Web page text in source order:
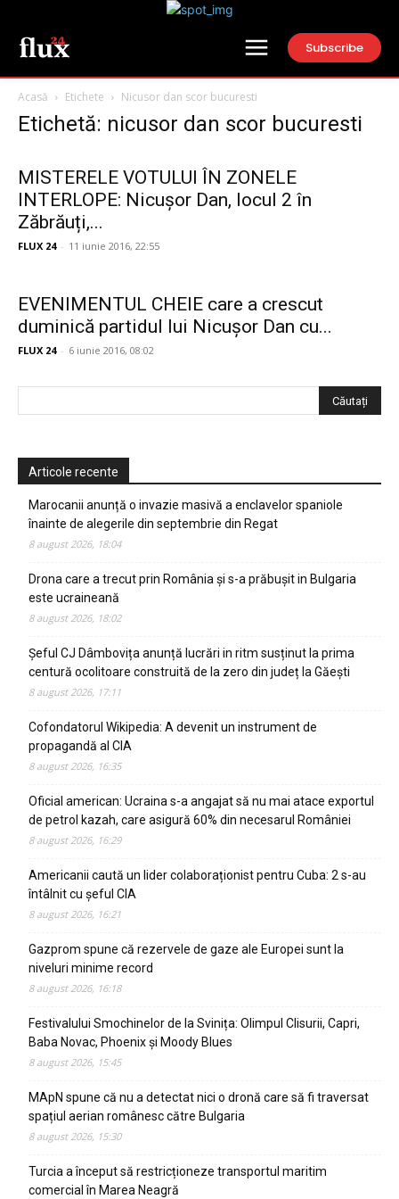
Subscribe
Acasă Etichete Nicusor dan scor bucuresti
Etichetă: nicusor dan scor bucuresti
MISTERELE VOTULUI ÎN ZONELE
INTERLOPE: Nicușor Dan, locul 2 în
Zăbrăuți,...
FLUX 24 - 11 iunie 2016, 22:55
EVENIMENTUL CHEIE care a crescut
duminică partidul lui Nicușor Dan cu...
FLUX 24 - 6 iunie 2016, 08:02
Articole recente
Marocanii anunță o invazie masivă a enclavelor spaniole
înainte de alegerile din septembrie din Regat
8 august 2026, 18:04
Drona care a trecut prin România și s-a prăbușit in Bulgaria
este ucraineană
8 august 2026, 18:02
Șeful CJ Dâmbovița anunță lucrări in ritm susținut la prima
centură ocolitoare construită de la zero din județ la Găești
8 august 2026, 17:11
Cofondatorul Wikipedia: A devenit un instrument de
propagandă al CIA
8 august 2026, 16:35
Oficial american: Ucraina s-a angajat să nu mai atace exportul
de petrol kazah, care asigură 60% din necesarul României
8 august 2026, 16:29
Americanii caută un lider colaboraționist pentru Cuba: 2 s-au
întâlnit cu șeful CIA
8 august 2026, 16:21
Gazprom spune că rezervele de gaze ale Europei sunt la
niveluri minime record
8 august 2026, 16:18
Festivalului Smochinelor de la Svinița: Olimpul Clisurii, Capri,
Baba Novac, Phoenix și Moody Blues
8 august 2026, 15:45
MApN spune că nu a detectat nici o dronă care să fi traversat
spațiul aerian românesc către Bulgaria
8 august 2026, 15:30
Turcia a început să restricționeze transportul maritim
comercial în Marea Neagră